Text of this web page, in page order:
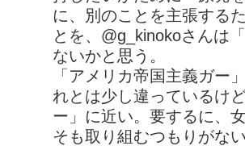
に、別のことを主張する
とを、@g_kinokoさん
ないかと思う。
「アメリカ帝国主義ガー
れとは少し違っているけ
ー」に近い。要するに、
そも取り組むつもりがな